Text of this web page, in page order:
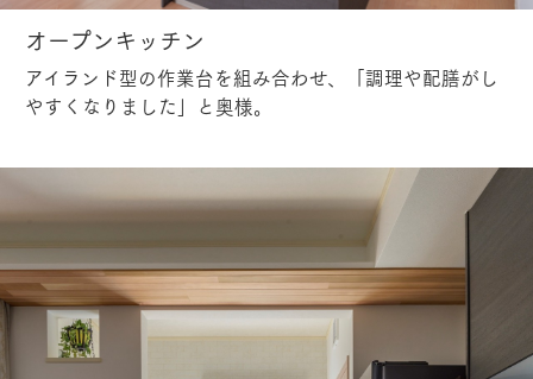
オープンキッチン
アイランド型の作業台を組み合わせ、「調理や配膳がし
やすくなりました」と奥様。